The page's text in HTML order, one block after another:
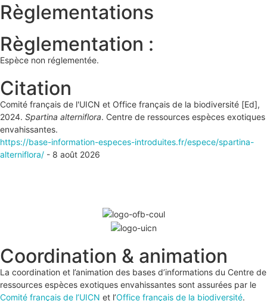
Règlementations
Règlementation :
Espèce non réglementée.
Citation
Comité français de l'UICN et Office français de la biodiversité [Ed],
2024. Spartina alterniflora. Centre de ressources espèces exotiques
envahissantes.
https://base-information-especes-introduites.fr/espece/spartina-
alterniflora/ - 8 août 2026
Coordination & animation
La coordination et l’animation des bases d’informations du Centre de
ressources espèces exotiques envahissantes sont assurées par le
Comité français de l’UICN et l’Office français de la biodiversité.